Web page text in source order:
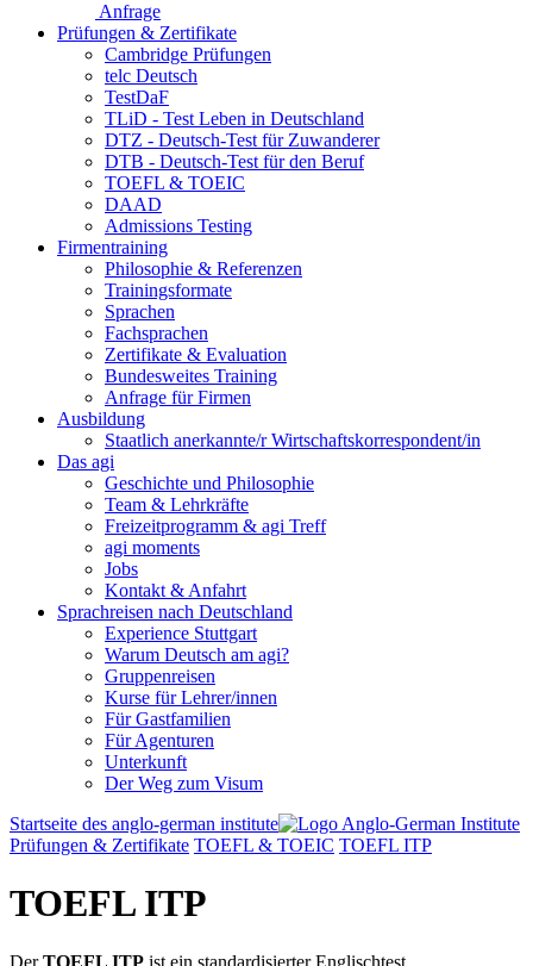
Anfrage
Prüfungen & Zertifikate
Cambridge Prüfungen
telc Deutsch
TestDaF
TLiD - Test Leben in Deutschland
DTZ - Deutsch-Test für Zuwanderer
DTB - Deutsch-Test für den Beruf
TOEFL & TOEIC
DAAD
Admissions Testing
Firmentraining
Philosophie & Referenzen
Trainingsformate
Sprachen
Fachsprachen
Zertifikate & Evaluation
Bundesweites Training
Anfrage für Firmen
Ausbildung
Staatlich anerkannte/r Wirtschaftskorrespondent/in
Das agi
Geschichte und Philosophie
Team & Lehrkräfte
Freizeitprogramm & agi Treff
agi moments
Jobs
Kontakt & Anfahrt
Sprachreisen nach Deutschland
Experience Stuttgart
Warum Deutsch am agi?
Gruppenreisen
Kurse für Lehrer/innen
Für Gastfamilien
Für Agenturen
Unterkunft
Der Weg zum Visum
Startseite des anglo-german institute
Prüfungen & Zertifikate TOEFL & TOEIC TOEFL ITP
TOEFL ITP
DerTOEFL ITP ist ein standardisierter Englischtest